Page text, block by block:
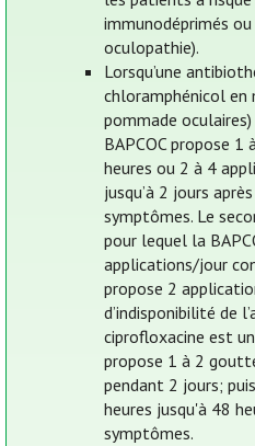
immunodéprimés
oculopathie).
Lorsqu’une
chloramphénicol
pommade
BAPCOC propose
heures ou 2 à 4
jusqu’à 2 jours
symptômes. Le
pour lequel la
applications/jour
propose 2
d’indisponibilité de
ciprofloxacine est
propose 1 à 2
pendant 2 jours;
heures jusqu'à 48
symptômes.